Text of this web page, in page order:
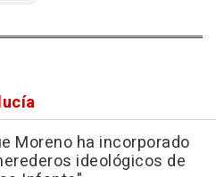
Moreno ha incorporado
ideológicos de